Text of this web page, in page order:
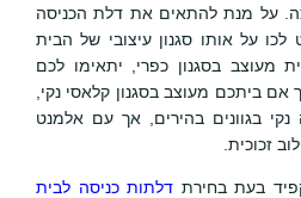
על מנת להתאים את דלת הכניסה
על אותו סגנון עיצובי של הבית
מעוצב בסגנון כפרי, יתאימו לכם
ביתכם מעוצב בסגנון קלאסי נקי,
בגוונים בהירים, אך עם אלמנט
זכוכית.
בעת בחירת דלתות כניסה לבית